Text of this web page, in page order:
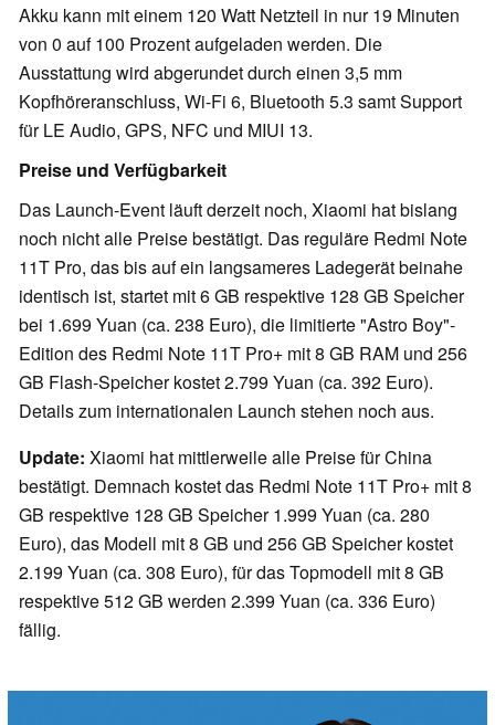
Akku kann mit einem 120 Watt Netzteil in nur 19 Minuten
von 0 auf 100 Prozent aufgeladen werden. Die
Ausstattung wird abgerundet durch einen 3,5 mm
Kopfhöreranschluss, Wi-Fi 6, Bluetooth 5.3 samt Support
für LE Audio, GPS, NFC und MIUI 13.
Preise und Verfügbarkeit
Das Launch-Event läuft derzeit noch, Xiaomi hat bislang
noch nicht alle Preise bestätigt. Das reguläre Redmi Note
11T Pro, das bis auf ein langsameres Ladegerät beinahe
identisch ist, startet mit 6 GB respektive 128 GB Speicher
bei 1.699 Yuan (ca. 238 Euro), die limitierte "Astro Boy"-
Edition des Redmi Note 11T Pro+ mit 8 GB RAM und 256
GB Flash-Speicher kostet 2.799 Yuan (ca. 392 Euro).
Details zum internationalen Launch stehen noch aus.
Update: Xiaomi hat mittlerweile alle Preise für China
bestätigt. Demnach kostet das Redmi Note 11T Pro+ mit 8
GB respektive 128 GB Speicher 1.999 Yuan (ca. 280
Euro), das Modell mit 8 GB und 256 GB Speicher kostet
2.199 Yuan (ca. 308 Euro), für das Topmodell mit 8 GB
respektive 512 GB werden 2.399 Yuan (ca. 336 Euro)
fällig.